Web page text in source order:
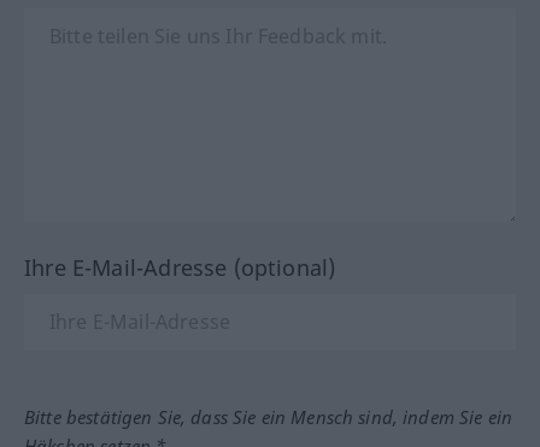
Ihre E-Mail-Adresse (optional)
Bitte bestätigen Sie, dass Sie ein Mensch sind, indem Sie ein